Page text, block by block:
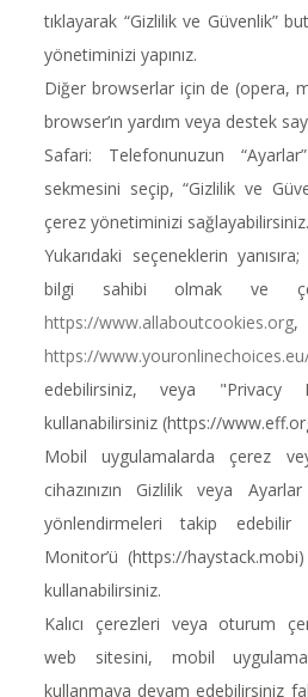
tıklayarak “Gizlilik ve Güvenlik”
yönetiminizi yapınız.
Diğer browserlar için de (opera,
browser’ın yardım veya destek
Safari: Telefonunuzun
sekmesini seçip, “Gizlilik ve
çerez yönetiminizi sağlayabilirsiniz.
Yukarıdaki seçeneklerin
bilgi sahibi olmak ve
https://www.allaboutcookies.org,
https://
edebilirsiniz, veya "Privacy
kullanabilirsiniz (https://
Mobil uygulamalarda çerez
cihazınızın Gizlilik veya
yönlendirmeleri takip
Monitor’ü (https://
kullanabilirsiniz.
Kalıcı çerezleri veya oturum
web sitesini, mobil
kullanmaya devam edebilirsiniz